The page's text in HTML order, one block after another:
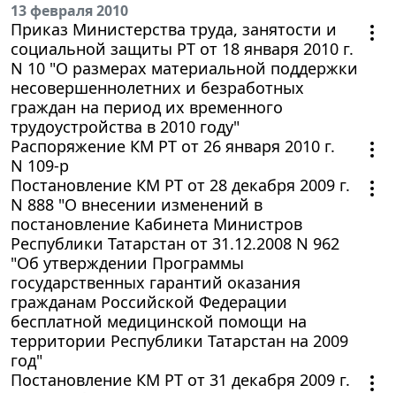
13 февраля 2010
Приказ Министерства труда, занятости и
социальной защиты РТ от 18 января 2010 г.
N 10 "О размерах материальной поддержки
несовершеннолетних и безработных
граждан на период их временного
трудоустройства в 2010 году"
Распоряжение КМ РТ от 26 января 2010 г.
N 109-р
Постановление КМ РТ от 28 декабря 2009 г.
N 888 "О внесении изменений в
постановление Кабинета Министров
Республики Татарстан от 31.12.2008 N 962
"Об утверждении Программы
государственных гарантий оказания
гражданам Российской Федерации
бесплатной медицинской помощи на
территории Республики Татарстан на 2009
год"
Постановление КМ РТ от 31 декабря 2009 г.